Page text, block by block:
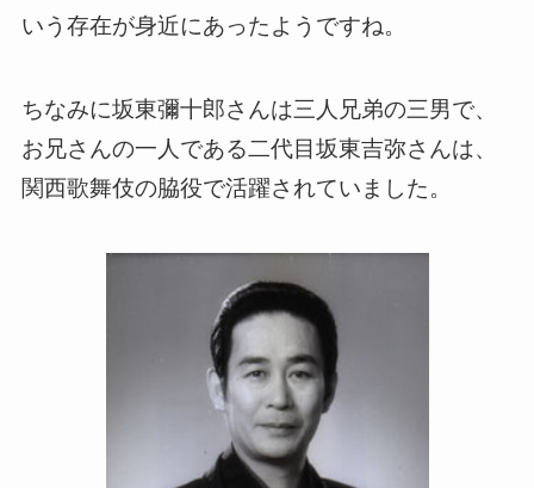
いう存在が身近にあったようですね。
ちなみに坂東彌十郎さんは三人兄弟の三男で、
お兄さんの一人である二代目坂東吉弥さんは、
関西歌舞伎の脇役で活躍されていました。